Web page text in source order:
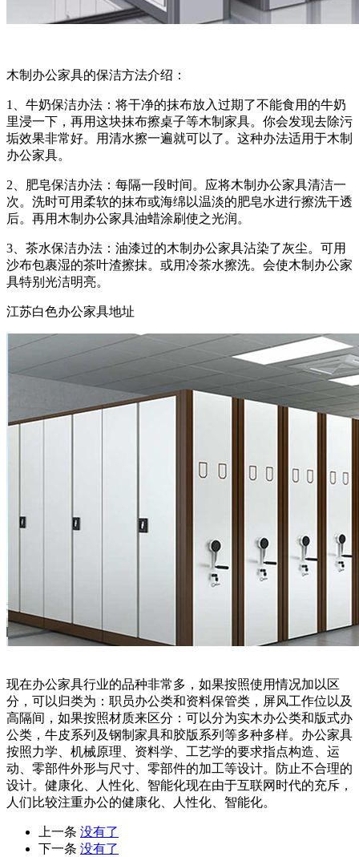
木制办公家具的保洁方法介绍：
1、牛奶保洁办法：将干净的抹布放入过期了不能食用的牛奶
里浸一下，再用这块抹布擦桌子等木制家具。你会发现去除污
垢效果非常好。用清水擦一遍就可以了。这种办法适用于木制
办公家具。
2、肥皂保洁办法：每隔一段时间。应将木制办公家具清洁一
次。洗时可用柔软的抹布或海绵以温淡的肥皂水进行擦洗干透
后。再用木制办公家具油蜡涂刷使之光润。
3、茶水保洁办法：油漆过的木制办公家具沾染了灰尘。可用
沙布包裹湿的茶叶渣擦抹。或用冷茶水擦洗。会使木制办公家
具特别光洁明亮。
江苏白色办公家具地址
现在办公家具行业的品种非常多，如果按照使用情况加以区
分，可以归类为：职员办公类和资料保管类，屏风工作位以及
高隔间，如果按照材质来区分：可以分为实木办公类和版式办
公类，牛皮系列及钢制家具和胶版系列等多种多样。办公家具
按照力学、机械原理、资料学、工艺学的要求指点构造、运
动、零部件外形与尺寸、零部件的加工等设计。防止不合理的
设计。健康化、人性化、智能化现在由于互联网时代的充斥，
人们比较注重办公的健康化、人性化、智能化。
上一条 没有了
下一条 没有了